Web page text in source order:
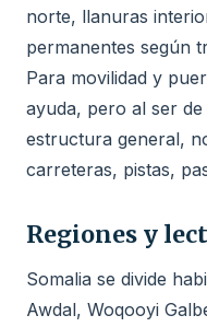
norte, llanuras
permanentes según
Para movilidad y
ayuda, pero al ser
estructura general,
carreteras, pistas,
Regiones y
Somalia se divide
Awdal, Woqooyi